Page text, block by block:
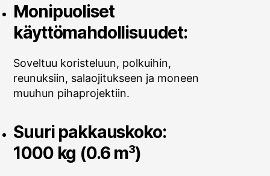
Monipuoliset
käyttömahdollisuudet:
Soveltuu koristeluun, polkuihin,
reunuksiin, salaojitukseen ja moneen
muuhun pihaprojektiin.
Suuri pakkauskoko:
1000 kg (0.6 m³)